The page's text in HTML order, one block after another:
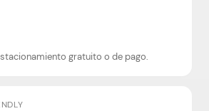
gratuito o de pago.